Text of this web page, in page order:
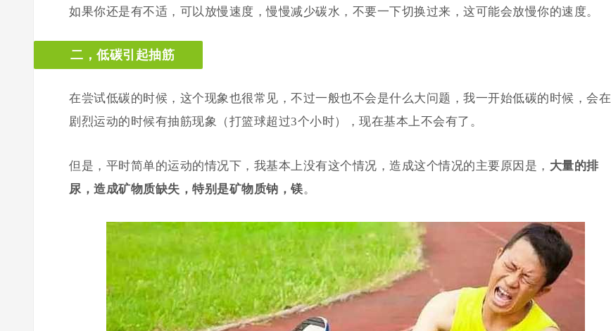
如果你还是有不适，可以放慢速度，慢慢减少碳水，不要一下切换过来，这可能会放慢你的速度。
二，低碳引起抽筋
在尝试低碳的时候，这个现象也很常见，不过一般也不会是什么大问题，我一开始低碳的时候，会在
剧烈运动的时候有抽筋现象（打篮球超过3个小时），现在基本上不会有了。
但是，平时简单的运动的情况下，我基本上没有这个情况，造成这个情况的主要原因是， 大量的排
尿，造成矿物质缺失，特别是矿物质钠，镁。